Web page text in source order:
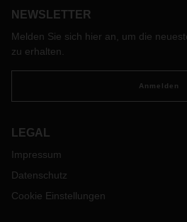
NEWSLETTER
Melden Sie sich hier an, um die
zu erhalten.
Anmelden
LEGAL
Impressum
Datenschutz
Cookie Einstellungen